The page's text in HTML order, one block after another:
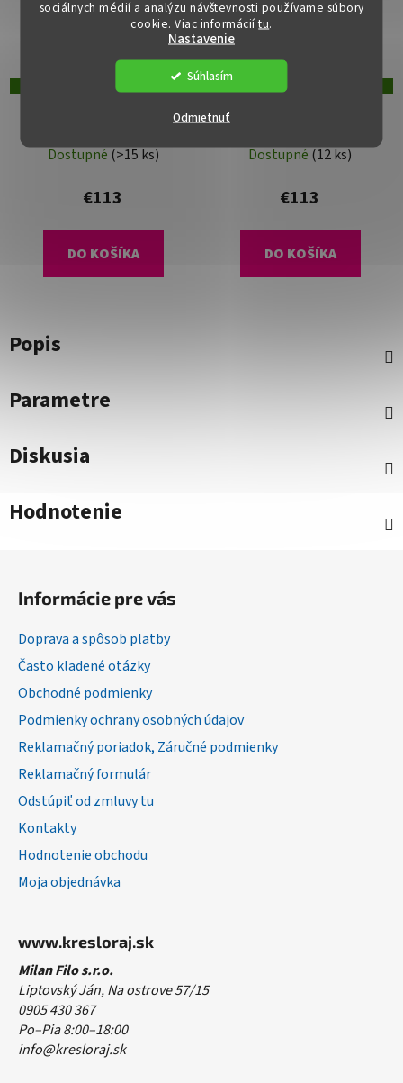
sociálnych médií a analýzu návštevnosti používame súbory
cookie. Viac informáciítu.
Nastavenie
Odmietnuť
Súhlasím
DOPRAVA ZADARMO
Dostupné (>15 ks)
€113
DO KOŠÍKA
DOPRAVA ZADARMO
Dostupné (12 ks)
€113
DO KOŠÍKA
Popis
Parametre
Diskusia
Hodnotenie
Informácie pre vás
Doprava a spôsob platby
Často kladené otázky
Obchodné podmienky
Podmienky ochrany osobných údajov
Reklamačný poriadok, Záručné podmienky
Reklamačný formulár
Odstúpiť od zmluvy tu
Kontakty
Hodnotenie obchodu
Moja objednávka
www.kresloraj.sk
Milan Filo s.r.o.
Liptovský Ján, Na ostrove 57/15
0905 430 367
Po–Pia 8:00–18:00
info@kresloraj.sk